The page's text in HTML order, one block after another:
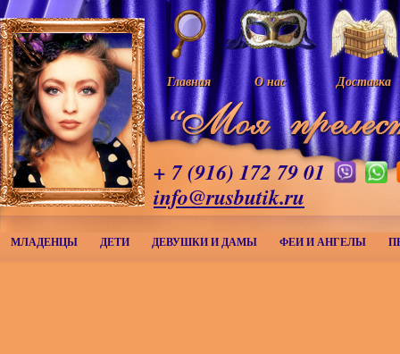
Главная О нас Доставка
+ 7 (916) 172 79 01
info@rusbutik.ru
МЛАДЕНЦЫ ДЕТИ ДЕВУШКИ И ДАМЫ ФЕИ И АНГЕЛЫ